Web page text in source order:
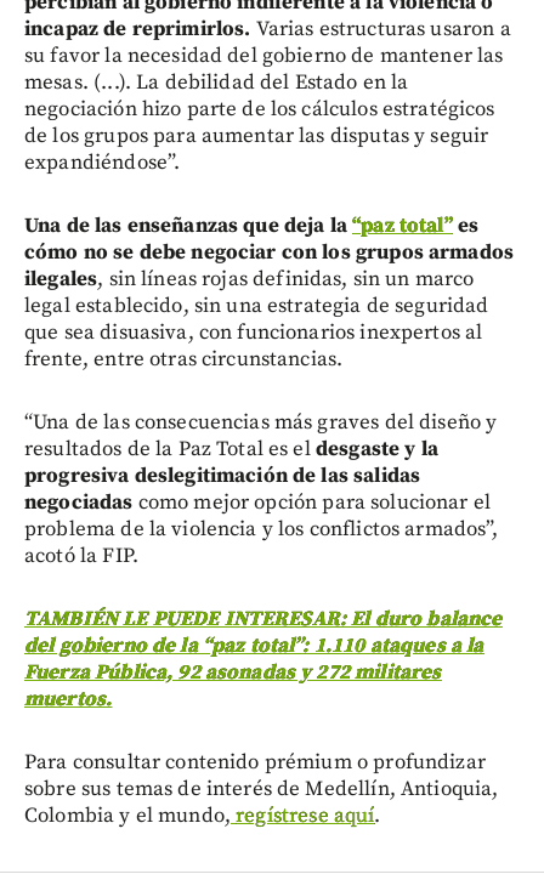
incapaz de reprimirlos. Varias estructuras usaron a
su favor la necesidad del gobierno de mantener las
mesas. (...). La debilidad del Estado en la
negociación hizo parte de los cálculos estratégicos
de los grupos para aumentar las disputas y seguir
expandiéndose”.
Una de las enseñanzas que deja la“paz total”es
cómo no se debe negociar con los grupos armados
ilegales, sin líneas rojas definidas, sin un marco
legal establecido, sin una estrategia de seguridad
que sea disuasiva, con funcionarios inexpertos al
frente, entre otras circunstancias.
“Una de las consecuencias más graves del diseño y
resultados de la Paz Total es eldesgaste y la
progresiva deslegitimación de las salidas
negociadas como mejor opción para solucionar el
problema de la violencia y los conflictos armados”,
acotó la FIP.
TAMBIÉN LE PUEDE INTERESAR: El duro balance
del gobierno de la “paz total”: 1.110 ataques a la
Fuerza Pública, 92 asonadas y 272 militares
muertos.
Para consultar contenido prémium o profundizar
sobre sus temas de interés de Medellín, Antioquia,
Colombia y el mundo, regístrese aquí.